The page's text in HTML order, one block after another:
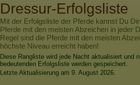
Dressur-Erfolgsliste
Mit der Erfolgsliste der Pferde kannst Du
Pferde mit den meisten Abzeichen in jeder
Regel sind die Pferde mit den meisten
höchste Niveau erreicht haben!
Diese Rangliste wird jede Nacht aktualisiert und
bedeutenden Erfolgsliste werden gespeichert.
Letzte Aktualisierung am 9. August 2026.